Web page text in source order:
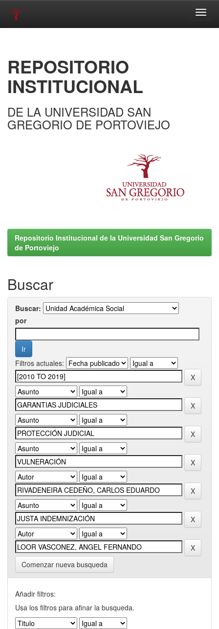
REPOSITORIO
INSTITUCIONAL
DE LA UNIVERSIDAD SAN
GREGORIO DE PORTOVIEJO
Repositorio Institucional de la Universidad San Gregorio
de Portoviejo
Buscar
Buscar:
por
Filtros actuales:
Comenzar nueva busqueda
Añadir filtros:
Usa los filtros para afinar la busqueda.